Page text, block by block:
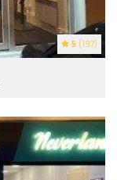
5 (197)